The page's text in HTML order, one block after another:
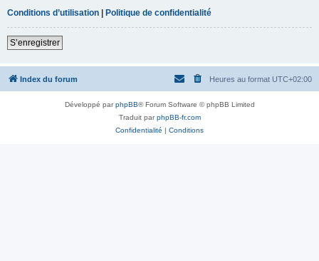
Conditions d’utilisation | Politique de confidentialité
S’enregistrer
Index du forum Heures au format UTC+02:00
Développé parphpBB® Forum Software © phpBB Limited
Traduit parphpBB-fr.com
Confidentialité | Conditions